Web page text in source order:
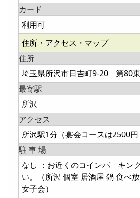
カード
利用可
住所・アクセス・マップ
住所
埼玉県所沢市日吉町9-20 第80
最寄駅
所沢
アクセス
所沢駅1分（宴会コースは2500円
駐 車 場
なし ：お近くのコインパーキン
い。（所沢 個室 居酒屋 鍋 食べ
女子会）